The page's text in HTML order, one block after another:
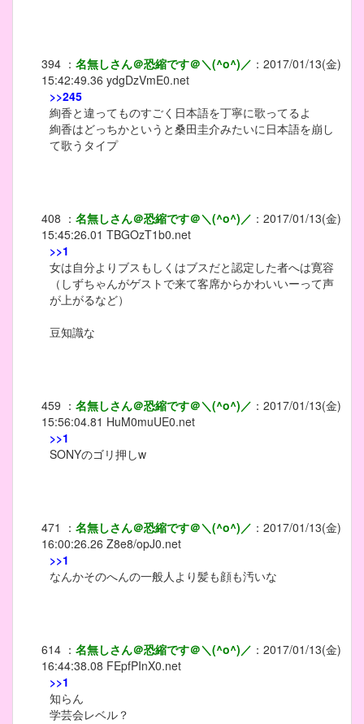
394 ： 名無しさん＠恐縮です＠＼(^o^)／ ： 2017/01/13(金)
15:42:49.36 ydgDzVmE0.net
>>245
絢香と違ってものすごく日本語を丁寧に歌ってるよ
絢香はどっちかというと桑田圭介みたいに日本語を崩し
て歌うタイプ
408 ： 名無しさん＠恐縮です＠＼(^o^)／ ： 2017/01/13(金)
15:45:26.01 TBGOzT1b0.net
>>1
女は自分よりブスもしくはブスだと認定した者へは寛容
（しずちゃんがゲストで来て客席からかわいいーって声
が上がるなど）
豆知識な
459 ： 名無しさん＠恐縮です＠＼(^o^)／ ： 2017/01/13(金)
15:56:04.81 HuM0muUE0.net
>>1
SONYのゴリ押しw
471 ： 名無しさん＠恐縮です＠＼(^o^)／ ： 2017/01/13(金)
16:00:26.26 Z8e8/opJ0.net
>>1
なんかそのへんの一般人より髪も顔も汚いな
614 ： 名無しさん＠恐縮です＠＼(^o^)／ ： 2017/01/13(金)
16:44:38.08 FEpfPInX0.net
>>1
知らん
学芸会レベル？